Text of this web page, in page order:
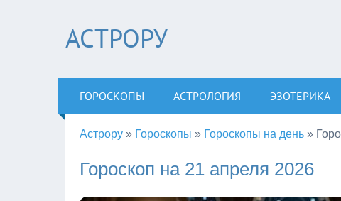
АСТРОРУ
ГОРОСКОПЫ АСТРОЛОГИЯ ЭЗОТЕРИКА
Астрору » Гороскопы » Гороскопы на день »
Гороскоп на 21 апреля 2026